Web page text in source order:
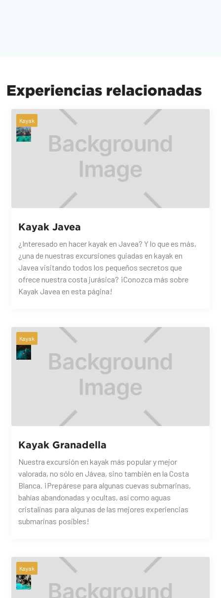
Experiencias relacionadas
Kayak
Kayak Javea
¿Interesado en hacer kayak en Javea? Y lo que es más,
¿una de nuestras excursiones guiadas en kayak en
Javea visitando todos los pequeños secretos que
ofrece nuestra costa jurásica? ¡Conozca más sobre
Kayak Javea en esta página!
Kayak
Kayak Granadella
Nuestra excursión en kayak más popular y mejor
valorada, no sólo en Jávea, sino también en la Costa
Blanca. ¡Prepárese para algunas cuevas submarinas,
bahías abandonadas y ocultas, así como aguas
cristalinas para algunas de las mejores experiencias
submarinas posibles!
Kayak